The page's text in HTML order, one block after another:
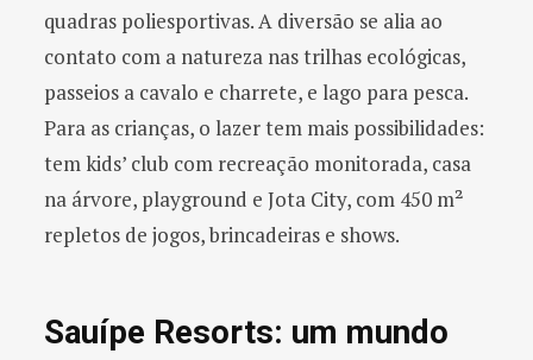
quadras poliesportivas. A diversão se alia ao
contato com a natureza nas trilhas ecológicas,
passeios a cavalo e charrete, e lago para pesca.
Para as crianças, o lazer tem mais possibilidades:
tem kids’ club com recreação monitorada, casa
na árvore, playground e Jota City, com 450 m²
repletos de jogos, brincadeiras e shows.
Sauípe Resorts: um mundo